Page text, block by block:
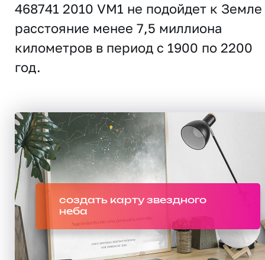
468741 2010 VM1 не подойдет к Земле
расстояние менее 7,5 миллиона
километров в период с 1900 по 2200
год.
создать карту звездного
неба